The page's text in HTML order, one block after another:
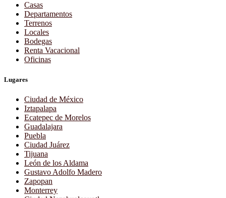
Casas
Departamentos
Terrenos
Locales
Bodegas
Renta Vacacional
Oficinas
Lugares
Ciudad de México
Iztapalapa
Ecatepec de Morelos
Guadalajara
Puebla
Ciudad Juárez
Tijuana
León de los Aldama
Gustavo Adolfo Madero
Zapopan
Monterrey